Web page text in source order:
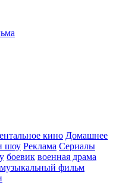
кино Домашнее
шоу Реклама Сериалы
боевик военная драма
музыкальный фильм